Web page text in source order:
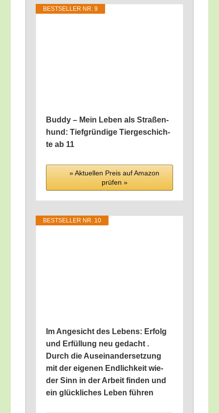
BEST­SEL­LER NR. 9
Bud­dy – Mein Leben als Stra­ßen­
hund: Tief­grün­di­ge Tier­ge­schich­
te ab 11
» Aktu­el­len Preis auf Ama­zon
prü­fen »
BEST­SEL­LER NR. 10
Im Ange­sicht des Lebens: Erfolg
und Erfül­lung neu gedacht .
Durch die Aus­ein­an­der­set­zung
mit der eige­nen End­lich­keit wie­
der Sinn in der Arbeit fin­den und
ein glück­li­ches Leben führen